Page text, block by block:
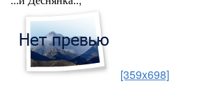
[359x698]